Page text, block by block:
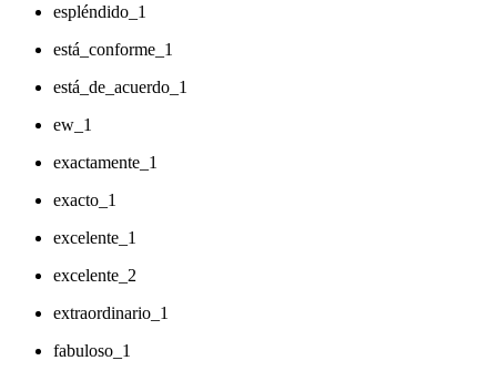
espléndido_1
está_conforme_1
está_de_acuerdo_1
ew_1
exactamente_1
exacto_1
excelente_1
excelente_2
extraordinario_1
fabuloso_1